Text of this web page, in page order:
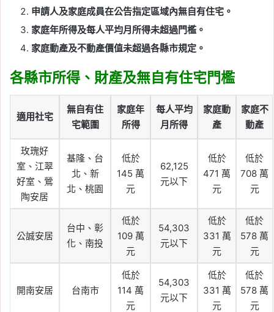
申請人及家庭成員在公告指定區域內無自有住宅。
家庭年所得及每人平均月所得未超過門檻。
家庭動產及不動產價值未超過各縣市規定。
各縣市所得、財產及無自有住宅門檻
適用社宅
無自有住
宅範圍
家庭年
所得
每人平均
月所得
家庭動
產
家庭不
動產
玫瑰好
室、江翠
好室、鶯
陶安居
基隆、台
北、新
北、桃園
低於
145 萬
元
62,125
元以下
低於
471 萬
元
低於
708 萬
元
公誠安居
台中、彰
化、南投
低於
109 萬
元
54,303
元以下
低於
331 萬
元
低於
578 萬
元
開南安居 台南市
低於
114 萬
元
54,303
元以下
低於
331 萬
元
低於
578 萬
元